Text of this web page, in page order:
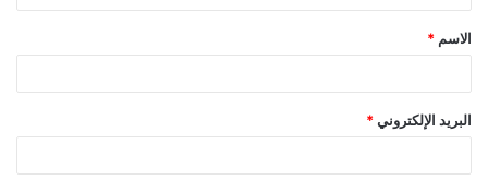
ق
*
الاسم *
البريد الإلكتروني *